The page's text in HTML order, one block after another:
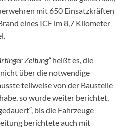
mit 650 Einsatzkräften
eines ICE im 8,7 Kilometer
Zeitung“heißt es, die
über die notwendige
teilweise von der Baustelle
so wurde weiter berichtet,
bis die Fahrzeuge
berichtete auch mit